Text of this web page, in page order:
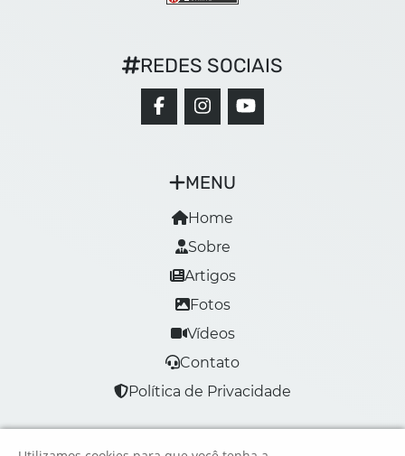
MENU
Home
Sobre
Artigos
Fotos
Vídeos
Contato
Política de Privacidade
REDES SOCIAIS